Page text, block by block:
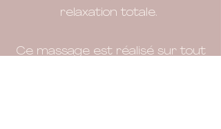
relaxation totale.
Ce massage est réalisé sur tout